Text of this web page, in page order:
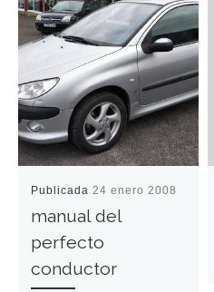
Publicada 24 enero 2008
manual del
perfecto
conductor